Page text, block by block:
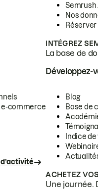
Semrush
Nos
INTÉGREZ
La base de
e-commerce
Développez-
Blog
Base de
Indice
ACHETEZ
Une journée.